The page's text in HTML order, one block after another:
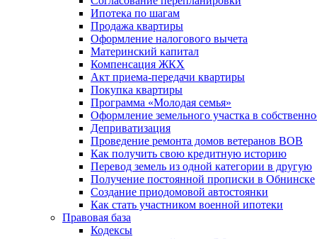
Ипотека по шагам
Продажа квартиры
Оформление налогового вычета
Материнский капитал
Компенсация ЖКХ
Акт приема-передачи квартиры
Покупка квартиры
Программа «Молодая семья»
Оформление земельного участка в
Деприватизация
Проведение ремонта домов ветеранов ВОВ
Как получить свою кредитную историю
Перевод земель из одной категории в другую
Получение постоянной прописки в Обнинске
Создание приодомовой автостоянки
Как стать участником военной ипотеки
Правовая база
Кодексы